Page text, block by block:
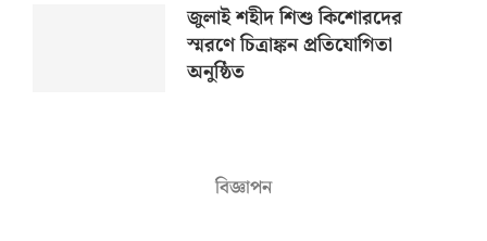
জুলাই শহীদ শিশু কিশোরদের
স্মরণে চিত্রাঙ্কন প্রতিযোগিতা
অনুষ্ঠিত
বিজ্ঞাপন